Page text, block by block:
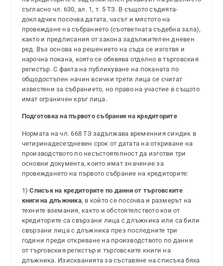
съгласно чл. 630, ал. 1, т. 5 ТЗ. В същото съдията-
докладчик посочва датата, часът и мястото на
провеждане на събранието (съответната съдебна зала),
както и предписания от закона задължителен дневен
ред. Въз основа на решението на съда се изготвя и
нарочна покана, която се обявява отделно в търговския
регистър. С факта на публикуване на поканата по
общодостъпен начин всички трети лица се считат
известени за събранието, но право на участие в същото
имат ограничен кръг лица.
Подготовка на първото събрание на кредиторите
Нормата на чл. 668 ТЗ задължава временния синдик в
четиринадесетдневен срок от датата на откриване на
производството по несъстоятелност да изготви три
основни документа, които имат значение за
провеждането на първото събрание на кредиторите:
1)Списък на кредиторите по данни от търговските
книги на длъжника, в който се посочва и размерът на
техните вземания, както и обстоятелството кои от
кредиторите са свързани лица с длъжника или са били
свързани лица с длъжника през последните три
години преди откриване на производството по данни
от търговския регистър и търговските книги на
длъжника. Изискванията за съставяне на списъка бяха